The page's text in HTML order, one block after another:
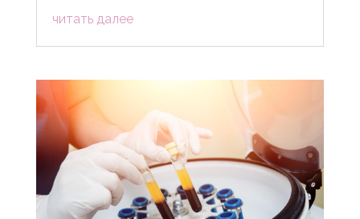
читать далее